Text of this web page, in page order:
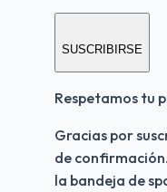
SUSCRIBIRSE
Respetamos tu
Gracias por
de
la bandeja de